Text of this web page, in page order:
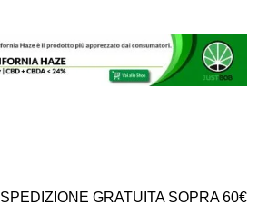
SPEDIZIONE GRATUITA SOPRA 60€